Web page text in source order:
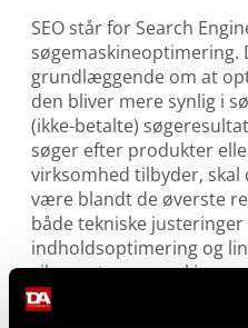
SEO står for Search
søgemaskineoptimering.
grundlæggende om at
den bliver mere synlig i
(ikke-betalte)
søger efter produkter
virksomhed tilbyder,
være blandt de øverste
både tekniske
indholdsoptimering og
sikrer, at søgemaskiner
side som relevant og